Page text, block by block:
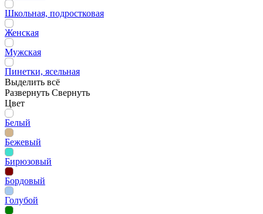
Школьная, подростковая
Женская
Мужская
Пинетки, ясельная
Выделить всё
Развернуть Свернуть
Цвет
Белый
Бежевый
Бирюзовый
Бордовый
Голубой